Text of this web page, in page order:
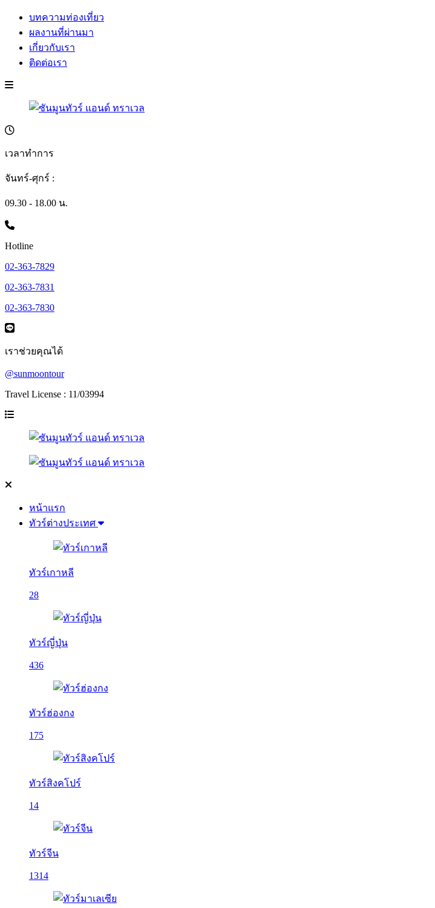
บทความท่องเที่ยว
ผลงานที่ผ่านมา
เกี่ยวกับเรา
ติดต่อเรา
เวลาทำการ
จันทร์-ศุกร์ :
09.30 - 18.00 น.
Hotline
02-363-7829
02-363-7831
02-363-7830
เราช่วยคุณได้
@sunmoontour
Travel License : 11/03994
หน้าแรก
ทัวร์ต่างประเทศ
ทัวร์เกาหลี
28
ทัวร์ญี่ปุ่น
436
ทัวร์ฮ่องกง
175
ทัวร์สิงคโปร์
14
ทัวร์จีน
1314